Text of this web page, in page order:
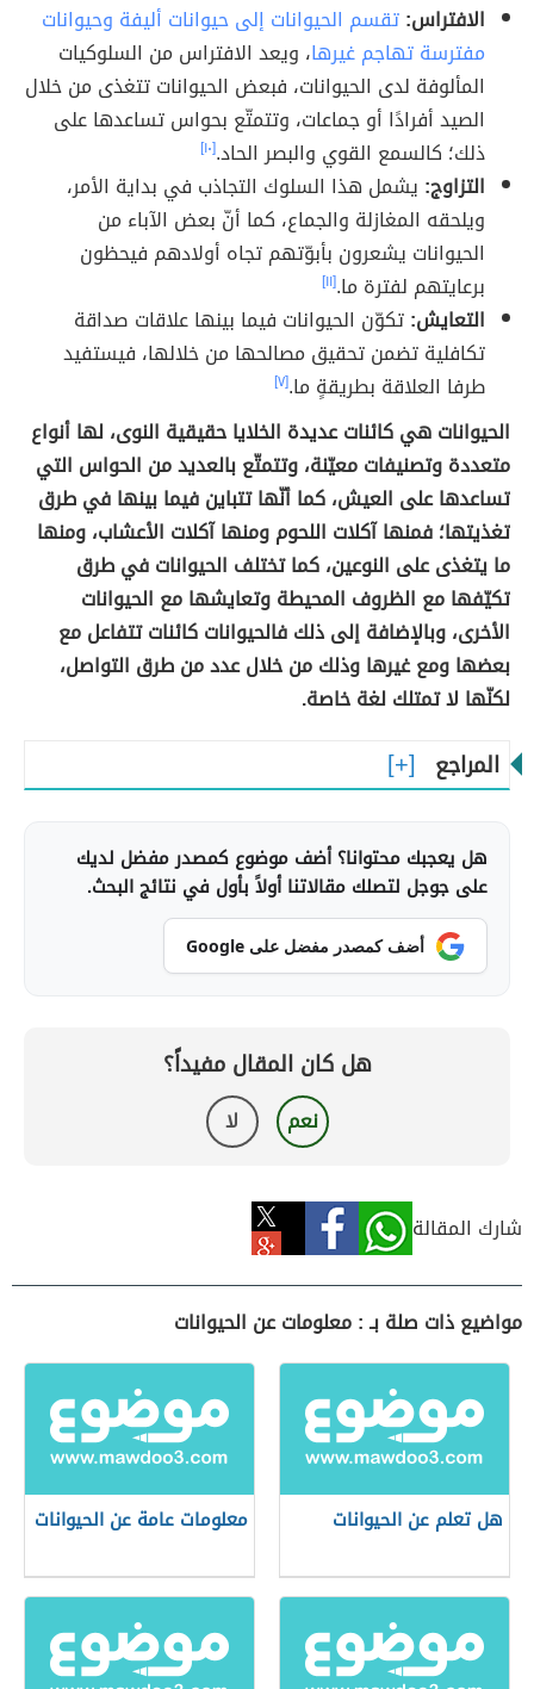
الافتراس:تقسم الحيوانات إلى حيوانات أليفة وحيوانات
مفترسة تهاجم غيرها، ويعد الافتراس من السلوكيات
المألوفة لدى الحيوانات، فبعض الحيوانات تتغذى من خلال
الصيد أفرادًا أو جماعات، وتتمتّع بحواس تساعدها على
ذلك؛ كالسمع القوي والبصر الحاد.[١٠]
التزاوج: يشمل هذا السلوك التجاذب في بداية الأمر،
ويلحقه المغازلة والجماع، كما أنّ بعض الآباء من
الحيوانات يشعرون بأبوّتهم تجاه أولادهم فيحظون
برعايتهم لفترة ما.[١١]
التعايش:تكوّن الحيوانات فيما بينها علاقات صداقة
تكافلية تضمن تحقيق مصالحها من خلالها، فيستفيد
طرفا العلاقة بطريقةٍ ما.[٧]
الحيوانات هي كائنات عديدة الخلايا حقيقية النوى، لها أنواع
متعددة وتصنيفات معيّنة، وتتمتّع بالعديد من الحواس التي
تساعدها على العيش، كما أنّها تتباين فيما بينها في طرق
تغذيتها؛ فمنها آكلات اللحوم ومنها آكلات الأعشاب، ومنها
ما يتغذى على النوعين، كما تختلف الحيوانات في طرق
تكيّفها مع الظروف المحيطة وتعايشها مع الحيوانات
الأخرى، وبالإضافة إلى ذلك فالحيوانات كائنات تتفاعل مع
بعضها ومع غيرها وذلك من خلال عدد من طرق التواصل،
لكنّها لا تمتلك لغة خاصة.
المراجع
هل يعجبك محتوانا؟ أضف موضوع كمصدر مفضل لديك
على جوجل لتصلك مقالاتنا أولاً بأول في نتائج البحث.
أضف كمصدر مفضل على Google
هل كان المقال مفيداً؟
نعم لا
شارك المقالة
مواضيع ذات صلة بـ : معلومات عن الحيوانات
هل تعلم عن الحيوانات معلومات عامة عن الحيوانات